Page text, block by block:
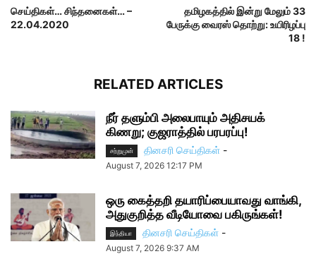
செய்திகள்… சிந்தனைகள்… –
22.04.2020
தமிழகத்தில் இன்று மேலும் 33
பேருக்கு வைரஸ் தொற்று: உயிரிழப்பு
18 !
RELATED ARTICLES
நீர் தளும்பி அலைபாயும் அதிசயக்
கிணறு; குஜராத்தில் பரபரப்பு!
சற்றுமுன் தினசரி செய்திகள் -
August 7, 2026 12:17 PM
ஒரு கைத்தறி தயாரிப்பையாவது வாங்கி,
அதுகுறித்த வீடியோவை பகிருங்கள்!
இந்தியா தினசரி செய்திகள் -
August 7, 2026 9:37 AM